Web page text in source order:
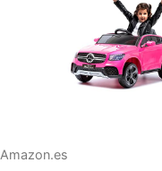
Amazon.es